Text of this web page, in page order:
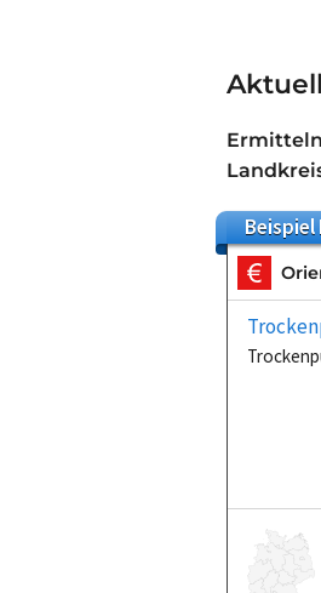
Beispiel